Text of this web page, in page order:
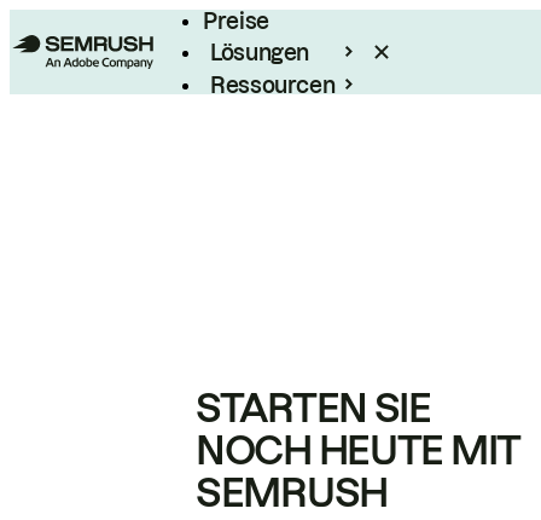
Preise
Lösungen
Ressourcen
STARTEN SIE
NOCH HEUTE MIT
SEMRUSH